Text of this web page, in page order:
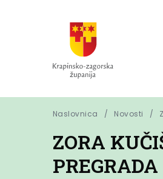
Naslovnica Novosti
ZORA
PREGRADA